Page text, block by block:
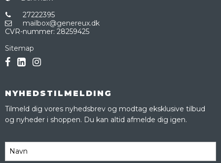
27222395
mailbox@genereux.dk
CVR-nummer: 28259425
Sitemap
NYHEDSTILMELDING
Tilmeld dig vores nyhedsbrev og modtag eksklusive tilbud
og nyheder i shoppen. Du kan altid afmelde dig igen.